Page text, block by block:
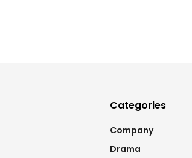
Categories
Company
Drama